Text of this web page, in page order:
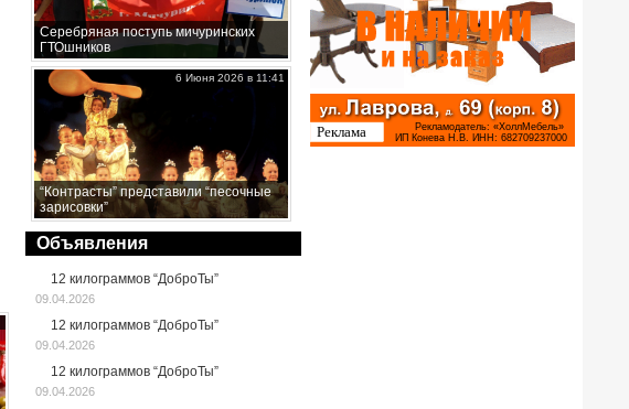
Серебряная поступь мичуринских
ГТОшников
“Контрасты” представили “песочные
зарисовки”
6 Июня 2026 в 11:41
Объявления
12 килограммов “ДоброТы”
09.04.2026
12 килограммов “ДоброТы”
09.04.2026
12 килограммов “ДоброТы”
09.04.2026